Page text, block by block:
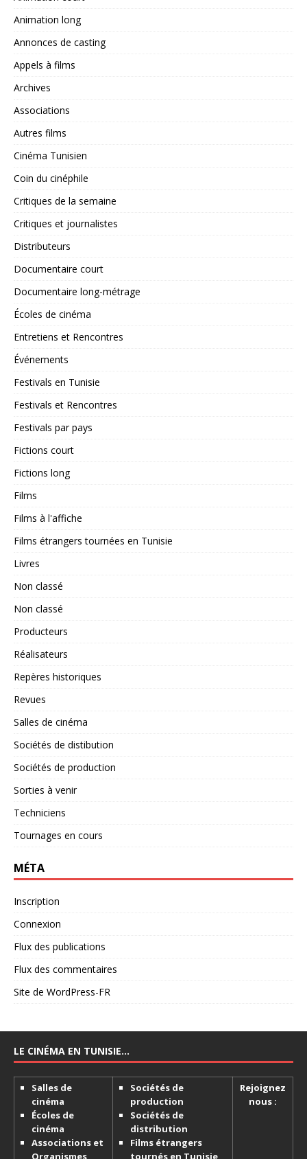
Animation long
Annonces de casting
Appels à films
Archives
Associations
Autres films
Cinéma Tunisien
Coin du cinéphile
Critiques de la semaine
Critiques et journalistes
Distributeurs
Documentaire court
Documentaire long-métrage
Écoles de cinéma
Entretiens et Rencontres
Événements
Festivals en Tunisie
Festivals et Rencontres
Festivals par pays
Fictions court
Fictions long
Films
Films à l'affiche
Films étrangers tournées en Tunisie
Livres
Non classé
Non classé
Producteurs
Réalisateurs
Repères historiques
Revues
Salles de cinéma
Sociétés de distibution
Sociétés de production
Sorties à venir
Techniciens
Tournages en cours
MÉTA
Inscription
Connexion
Flux des publications
Flux des commentaires
Site de WordPress-FR
LE CINÉMA EN TUNISIE…
Salles de
cinéma
Écoles de
cinéma
Associations et
Organismes
Sociétés de
production
Sociétés de
distribution
Films étrangers
tournés en Tunisie
Rejoignez
nous :